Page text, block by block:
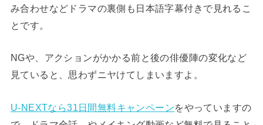
み合わせなどドラマの裏側も日本語字幕付きで見れるこ
とです。
NGや、アクションがかかる前と後の俳優陣の変化など
見ていると、思わずニヤけてしまいますよ。
U-NEXTなら31日間無料キャンペーンをやっていますの